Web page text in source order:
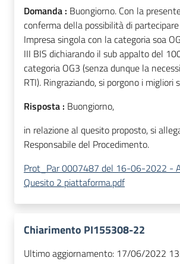
Domanda : Buongiorno. Con la
conferma della possibilità di
Impresa singola con la categoria soa
III BIS dichiarando il sub appalto del
categoria OG3 (senza dunque la
RTI). Ringraziando, si porgono i migliori
Risposta : Buongiorno,
in relazione al quesito proposto, si
Responsabile del Procedimento.
Prot_Par 0007487 del 16-06-2022 -
Quesito 2 piattaforma.pdf
Chiarimento PI155308-22
Ultimo aggiornamento: 17/06/2022